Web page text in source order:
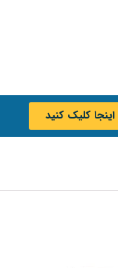
اینجا کلیک کنید